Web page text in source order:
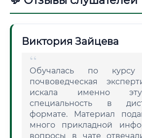
Виктория Зайцева
Обучалась по курсу
почвоведческая
искала именно
специальность в
формате. Материал
много прикладной
вопросы в чате